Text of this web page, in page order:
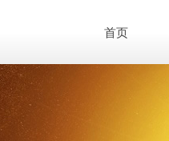
首页